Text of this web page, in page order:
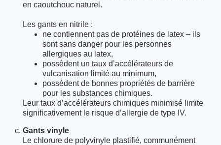
en caoutchouc naturel.
Les gants en nitrile :
ne contiennent pas de protéines de latex – ils
sont sans danger pour les personnes
allergiques au latex,
possèdent un taux d’accélérateurs de
vulcanisation limité au minimum,
possèdent de bonnes propriétés de barrière
pour les substances chimiques.
Leur taux d’accélérateurs chimiques minimisé limite
significativement le risque d’allergie de type IV.
Gants vinyle
Le chlorure de polyvinyle plastifié, communément